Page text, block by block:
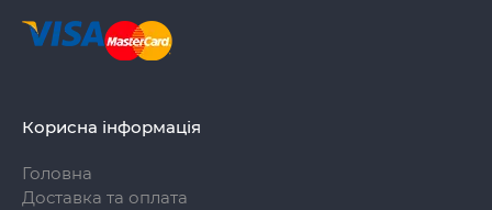
Корисна інформація
Головна
Доставка та оплата